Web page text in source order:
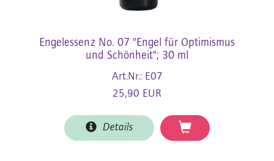
Engelessenz No. 07 "Engel für Optimismus
und Schönheit"; 30 ml
Art.Nr.: E07
25,90 EUR
Details